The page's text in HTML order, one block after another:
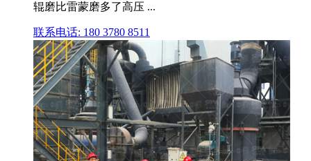
辊磨比雷蒙磨多了高压 ...
联系电话: 180 3780 8511